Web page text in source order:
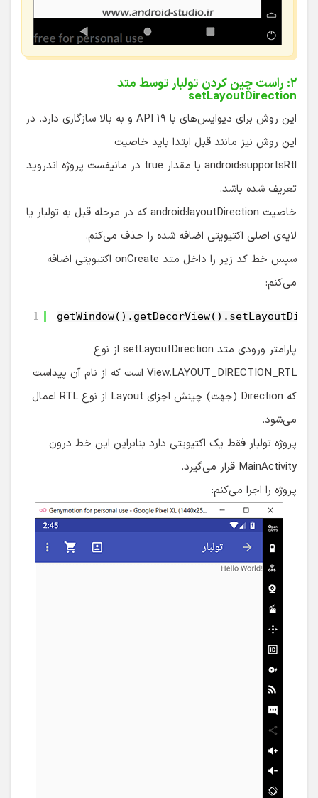
۲: راست چین کردن تولبار توسط متد
setLayoutDirection
این روش برای دیوایس‌های با API ۱۹ و به بالا سازگاری دارد. در
این روش نیز مانند قبل ابتدا باید خاصیت
android:supportsRtl با مقدار true در مانیفست پروژه اندروید
تعریف شده باشد.
خاصیت android:layoutDirection که در مرحله قبل به تولبار یا
لایه‌ی اصلی اکتیویتی اضافه شده را حذف می‌کنم.
سپس خط کد زیر را داخل متد onCreate اکتیویتی اضافه
می‌کنم:
1
پارامتر ورودی متد setLayoutDirection از نوع
View.LAYOUT_DIRECTION_RTL است که از نام آن پیداست
که Direction (جهت) چینش اجزای Layout از نوع RTL اعمال
می‌شود.
پروژه تولبار فقط یک اکتیویتی دارد بنابراین این خط درون
MainActivity قرار می‌گیرد.
پروژه را اجرا می‌کنم: